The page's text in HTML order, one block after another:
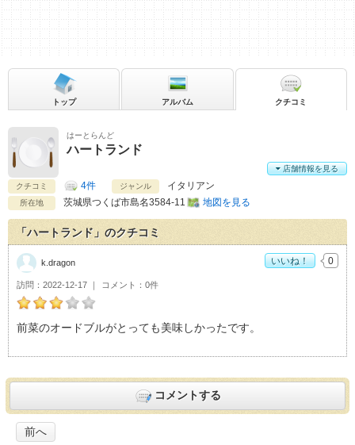
はーとらんど
ハートランド
クチコミ 4件 ジャンル イタリアン
所在地 茨城県つくば市島名3584-11 地図を見る
店舗情報を見る
トップ アルバム クチコミ
「ハートランド」のクチコミ
k.dragonのハートランドおすすめ度：
前菜のオードブルがとっても美味しかったです。
訪問 2022-12-17 コメント 0件
k.dragon いいね！ 0
コメントする
前へ